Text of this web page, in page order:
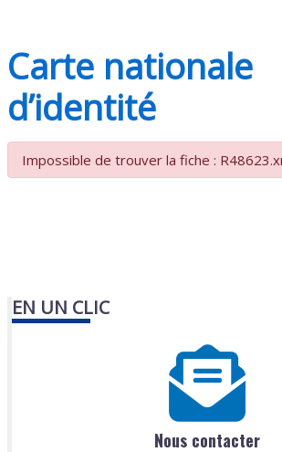
Carte nationale
d’identité
Impossible de trouver la fiche :
EN UN CLIC
Nous contacter